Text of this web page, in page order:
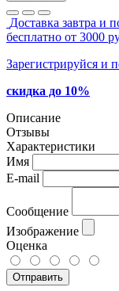
Доставка завтра и
бесплатно от 3000
Зарегистрируйся и
скидка до 10%
Описание
Отзывы
Характеристики
Имя
E-mail
Сообщение
Изображение
Оценка
Отправить